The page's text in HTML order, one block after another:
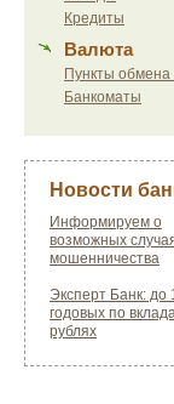
Кредиты
Валюта
Пункты
Банкоматы
Новости
Информируем о
возможных
мошенничества
Эксперт Банк: до
годовых по
рублях